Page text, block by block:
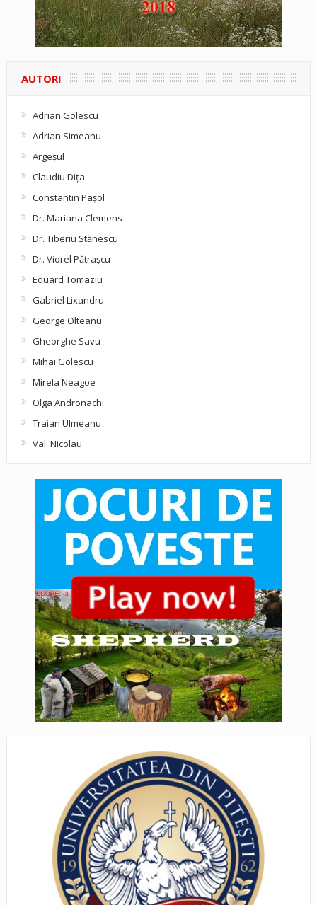
AUTORI
Adrian Golescu
Adrian Simeanu
Argeşul
Claudiu Diţa
Constantin Pașol
Dr. Mariana Clemens
Dr. Tiberiu Stănescu
Dr. Viorel Pătraşcu
Eduard Tomaziu
Gabriel Lixandru
George Olteanu
Gheorghe Savu
Mihai Golescu
Mirela Neagoe
Olga Andronachi
Traian Ulmeanu
Val. Nicolau